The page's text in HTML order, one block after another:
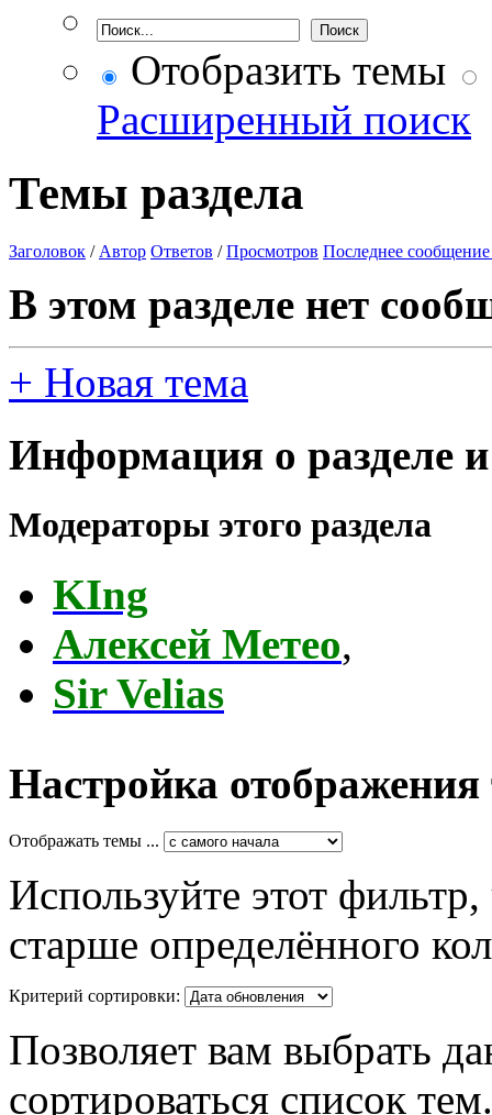
Отобразить темы
Расширенный поиск
Темы раздела
Заголовок / Автор Ответов /Просмотров Последнее сообщение
В этом разделе нет
+ Новая тема
Информация о разделе
Модераторы этого раздела
KIng
Алексей Метео,
Sir Velias
Настройка отображения
Отображать темы ...
Используйте этот
старше определённого
Критерий сортировки:
Позволяет вам выбрать
сортироваться список тем.